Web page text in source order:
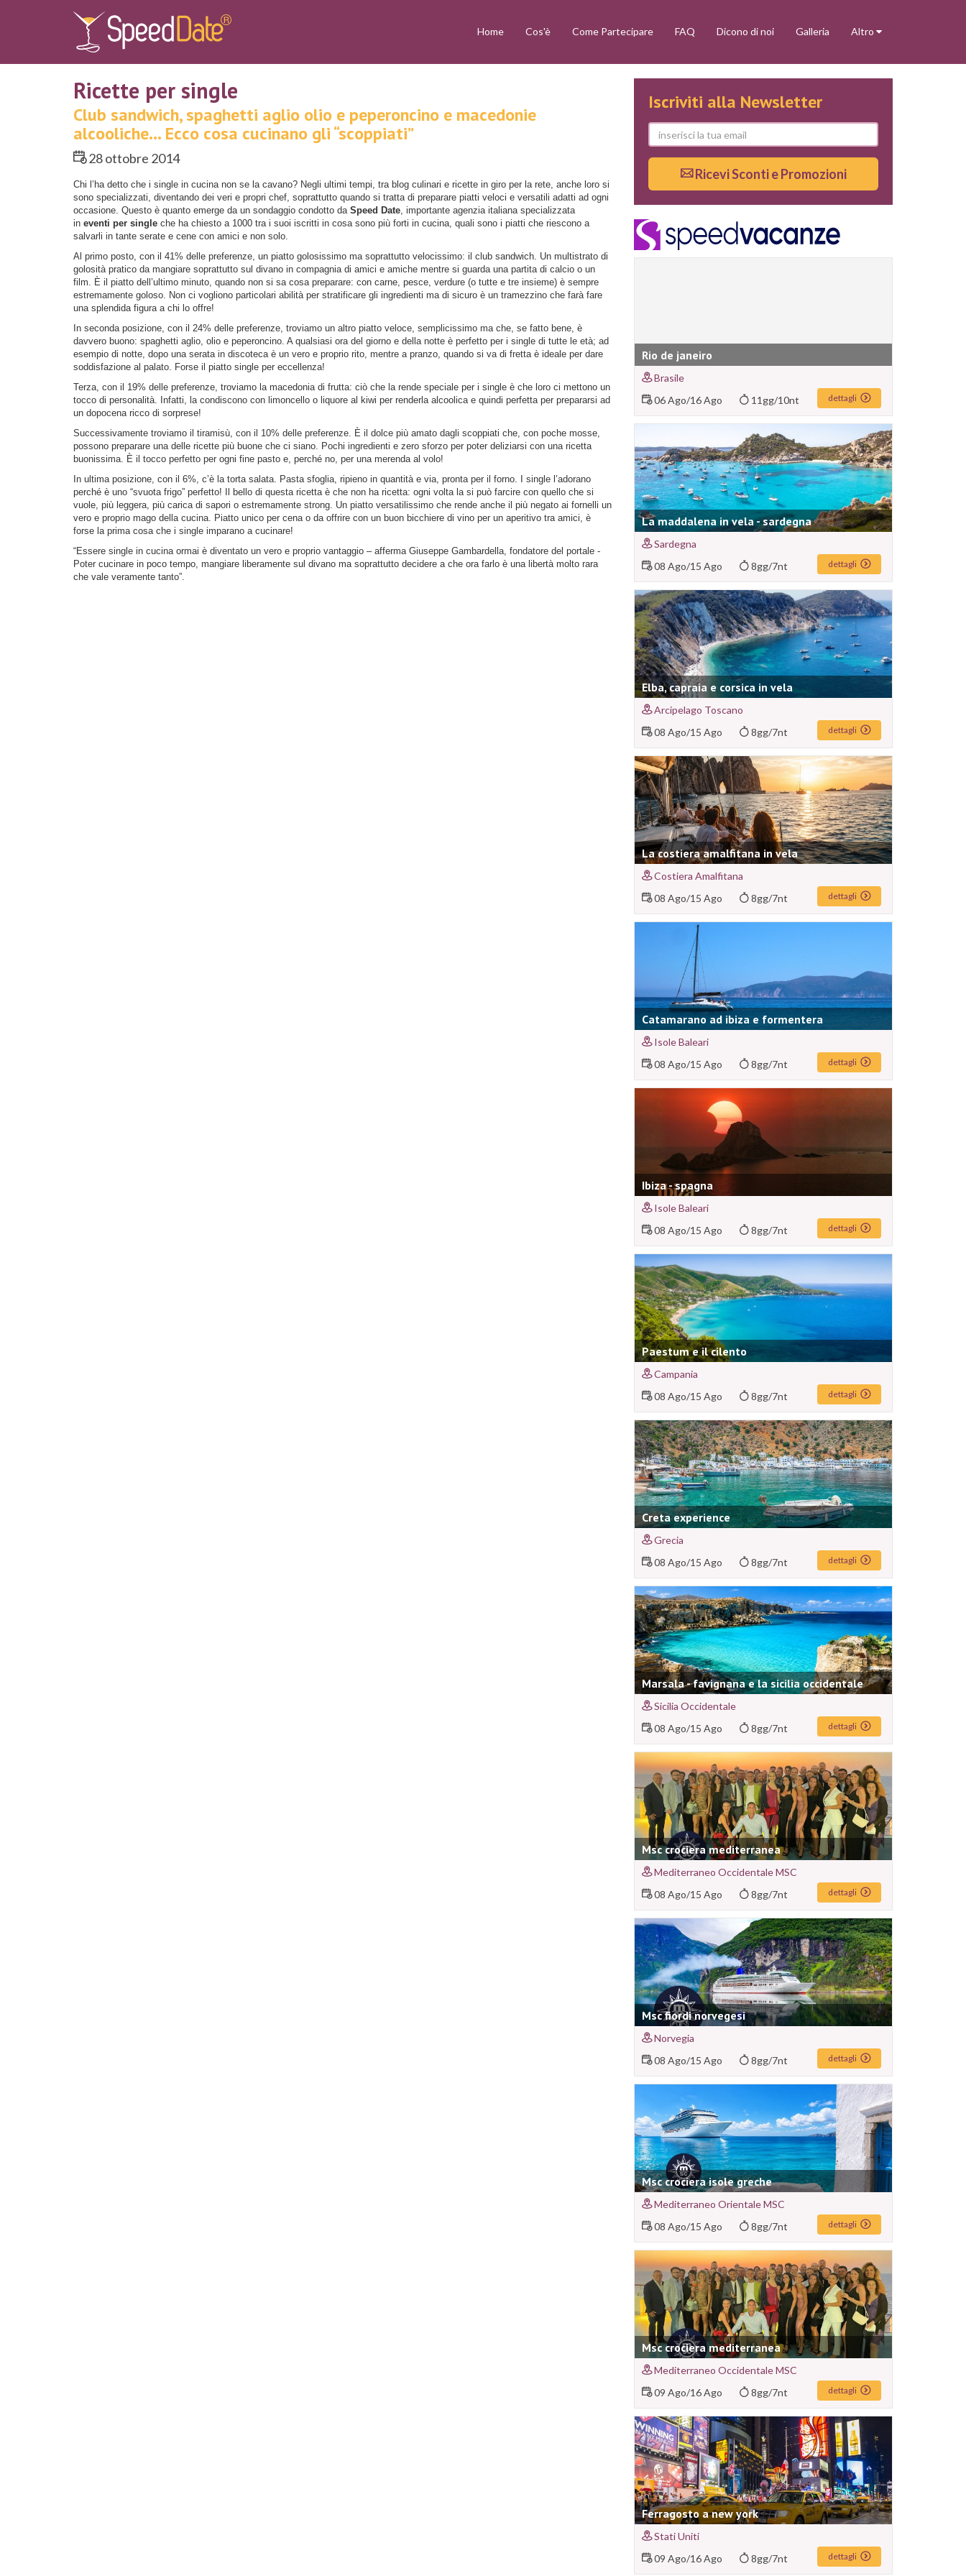
Home Cos'è Come Partecipare FAQ Dicono di noi Galleria Altro
Ricette per single
Club sandwich, spaghetti aglio olio e peperoncino e macedonie
alcooliche… Ecco cosa cucinano gli “scoppiati”
28 ottobre 2014
Chi l’ha detto che i single in cucina non se la cavano? Negli ultimi tempi, tra blog culinari e ricette in giro per la rete, anche loro si
sono specializzati, diventando dei veri e propri chef, soprattutto quando si tratta di preparare piatti veloci e versatili adatti ad ogni
occasione. Questo è quanto emerge da un sondaggio condotto da Speed Date, importante agenzia italiana specializzata
in eventi per single che ha chiesto a 1000 tra i suoi iscritti in cosa sono più forti in cucina, quali sono i piatti che riescono a
salvarli in tante serate e cene con amici e non solo.
Al primo posto, con il 41% delle preferenze, un piatto golosissimo ma soprattutto velocissimo: il club sandwich. Un multistrato di
golosità pratico da mangiare soprattutto sul divano in compagnia di amici e amiche mentre si guarda una partita di calcio o un
film. È il piatto dell’ultimo minuto, quando non si sa cosa preparare: con carne, pesce, verdure (o tutte e tre insieme) è sempre
estremamente goloso. Non ci vogliono particolari abilità per stratificare gli ingredienti ma di sicuro è un tramezzino che farà fare
una splendida figura a chi lo offre!
In seconda posizione, con il 24% delle preferenze, troviamo un altro piatto veloce, semplicissimo ma che, se fatto bene, è
davvero buono: spaghetti aglio, olio e peperoncino. A qualsiasi ora del giorno e della notte è perfetto per i single di tutte le età; ad
esempio di notte, dopo una serata in discoteca è un vero e proprio rito, mentre a pranzo, quando si va di fretta è ideale per dare
soddisfazione al palato. Forse il piatto single per eccellenza!
Terza, con il 19% delle preferenze, troviamo la macedonia di frutta: ciò che la rende speciale per i single è che loro ci mettono un
tocco di personalità. Infatti, la condiscono con limoncello o liquore al kiwi per renderla alcoolica e quindi perfetta per prepararsi ad
un dopocena ricco di sorprese!
Successivamente troviamo il tiramisù, con il 10% delle preferenze. È il dolce più amato dagli scoppiati che, con poche mosse,
possono preparare una delle ricette più buone che ci siano. Pochi ingredienti e zero sforzo per poter deliziarsi con una ricetta
buonissima. È il tocco perfetto per ogni fine pasto e, perché no, per una merenda al volo!
In ultima posizione, con il 6%, c’è la torta salata. Pasta sfoglia, ripieno in quantità e via, pronta per il forno. I single l’adorano
perché è uno “svuota frigo” perfetto! Il bello di questa ricetta è che non ha ricetta: ogni volta la si può farcire con quello che si
vuole, più leggera, più carica di sapori o estremamente strong. Un piatto versatilissimo che rende anche il più negato ai fornelli un
vero e proprio mago della cucina. Piatto unico per cena o da offrire con un buon bicchiere di vino per un aperitivo tra amici, è
forse la prima cosa che i single imparano a cucinare!
“Essere single in cucina ormai è diventato un vero e proprio vantaggio – afferma Giuseppe Gambardella, fondatore del portale -
Poter cucinare in poco tempo, mangiare liberamente sul divano ma soprattutto decidere a che ora farlo è una libertà molto rara
che vale veramente tanto”.
Iscriviti alla Newsletter
Ricevi Sconti e Promozioni
Rio de janeiro
Brasile
06 Ago/16 Ago 11gg/10nt dettagli
La maddalena in vela - sardegna
Sardegna
08 Ago/15 Ago 8gg/7nt dettagli
Elba, capraia e corsica in vela
Arcipelago Toscano
08 Ago/15 Ago 8gg/7nt dettagli
La costiera amalfitana in vela
Costiera Amalfitana
08 Ago/15 Ago 8gg/7nt dettagli
Catamarano ad ibiza e formentera
Isole Baleari
08 Ago/15 Ago 8gg/7nt dettagli
Ibiza - spagna
Isole Baleari
08 Ago/15 Ago 8gg/7nt dettagli
Paestum e il cilento
Campania
08 Ago/15 Ago 8gg/7nt dettagli
Creta experience
Grecia
08 Ago/15 Ago 8gg/7nt dettagli
Marsala - favignana e la sicilia occidentale
Sicilia Occidentale
08 Ago/15 Ago 8gg/7nt dettagli
Msc crociera mediterranea
Mediterraneo Occidentale MSC
08 Ago/15 Ago 8gg/7nt dettagli
Msc fiordi norvegesi
Norvegia
08 Ago/15 Ago 8gg/7nt dettagli
Msc crociera isole greche
Mediterraneo Orientale MSC
08 Ago/15 Ago 8gg/7nt dettagli
Msc crociera mediterranea
Mediterraneo Occidentale MSC
09 Ago/16 Ago 8gg/7nt dettagli
Ferragosto a new york
Stati Uniti
09 Ago/16 Ago 8gg/7nt dettagli